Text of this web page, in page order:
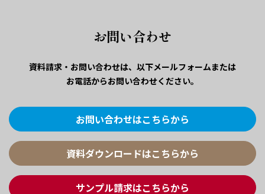
お問い合わせ
資料請求・お問い合わせは、 以下メールフォームまたは
お電話からお問い合わせください。
お問い合わせはこちらから
資料ダウンロードはこちらから
サンプル請求はこちらから